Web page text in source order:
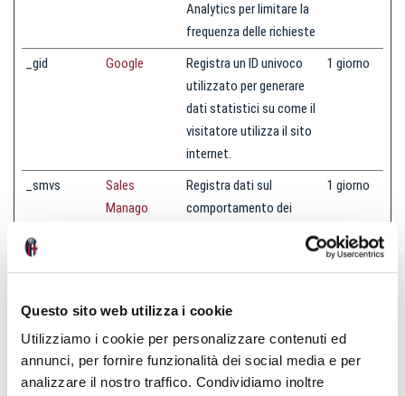
Questo sito web utilizza i cookie
Utilizziamo i cookie per personalizzare contenuti ed
annunci, per fornire funzionalità dei social media e per
analizzare il nostro traffico. Condividiamo inoltre
Analytics per limitare la
frequenza delle richieste
_gid Google
Registra un ID univoco
utilizzato per generare
dati statistici su come il
visitatore utilizza il sito
internet.
1 giorno
_smvs
Sales
Manago
Registra dati sul
comportamento dei
sono usate per l'analisi
l'ottimizzazione del sito
web.
1 giorno
NRBA_SESSI
New Relic In attesa